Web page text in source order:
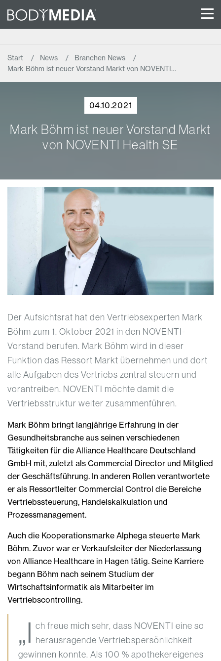
Start News
Branchen News
Mark Böhm ist neuer Vorstand Markt von NOVENTI…
04.10.2021
Mark Böhm ist neuer Vorstand Markt
von NOVENTI Health SE
Der Aufsichtsrat hat den Vertriebsexperten Mark
Böhm zum 1. Oktober 2021 in den NOVENTI-
Vorstand berufen. Mark Böhm wird in dieser
Funktion das Ressort Markt übernehmen und dort
alle Aufgaben des Vertriebs zentral steuern und
vorantreiben. NOVENTI möchte damit die
Vertriebsstruktur weiter zusammenführen.
Mark Böhm bringt langjährige Erfahrung in der
Gesundheitsbranche aus seinen verschiedenen
Tätigkeiten für die Alliance Healthcare Deutschland
GmbH mit, zuletzt als Commercial Director und Mitglied
der Geschäftsführung. In anderen Rollen verantwortete
er als Ressortleiter Commercial Control die Bereiche
Vertriebssteuerung, Handelskalkulation und
Prozessmanagement.
Auch die Kooperationsmarke Alphega steuerte Mark
Böhm. Zuvor war er Verkaufsleiter der Niederlassung
von Alliance Healthcare in Hagen tätig. Seine Karriere
begann Böhm nach seinem Studium der
Wirtschaftsinformatik als Mitarbeiter im
Vertriebscontrolling.
„I ch freue mich sehr, dass NOVENTI eine so
herausragende Vertriebspersönlichkeit
gewinnen konnte. Als 100 % apothekereigenes